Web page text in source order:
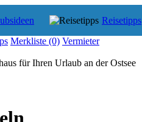
Reisetipps
Merkliste (0) Vermieter
für Ihren Urlaub an der Ostsee